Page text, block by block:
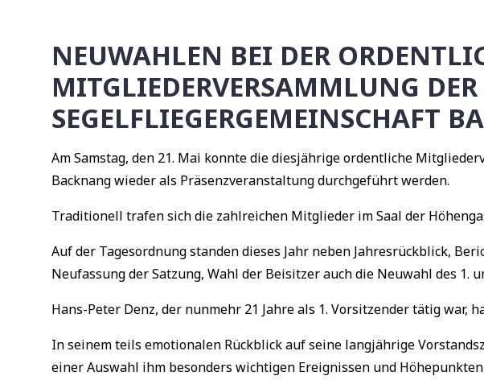
NEUWAHLEN BEI DER
MITGLIEDERVERSAMMLUNG DER
SEGELFLIEGERGEMEINSCHAFT
Am Samstag, den 21. Mai konnte die diesjährige ordentliche
Backnang wieder als Präsenzveranstaltung durchgeführt werden.
Traditionell trafen sich die zahlreichen Mitglieder im Saal der
Auf der Tagesordnung standen dieses Jahr neben Jahresrückblick,
Neufassung der Satzung, Wahl der Beisitzer auch die Neuwahl des 1.
Hans-Peter Denz, der nunmehr 21 Jahre als 1. Vorsitzender tätig war,
In seinem teils emotionalen Rückblick auf seine langjährige
einer Auswahl ihm besonders wichtigen Ereignissen und